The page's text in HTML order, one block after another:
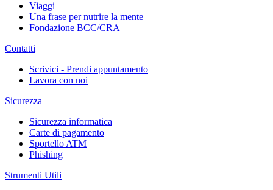
Viaggi
Una frase per nutrire la mente
Fondazione BCC/CRA
Contatti
Scrivici - Prendi appuntamento
Lavora con noi
Sicurezza
Sicurezza informatica
Carte di pagamento
Sportello ATM
Phishing
Strumenti Utili